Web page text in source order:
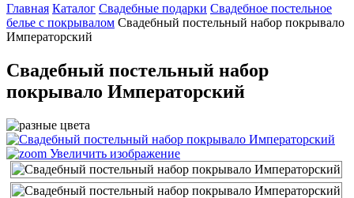
Главная Каталог Свадебные подарки Свадебное постельное
белье с покрывалом Свадебный постельный набор покрывало
Императорский
Свадебный постельный набор
покрывало Императорский
Увеличить изображение